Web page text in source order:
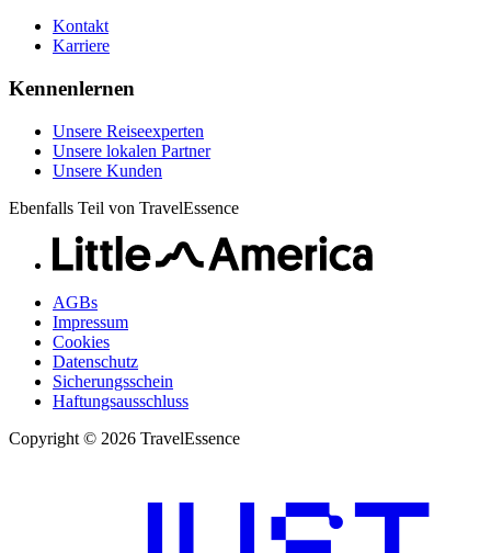
Kontakt
Karriere
Kennenlernen
Unsere Reiseexperten
Unsere lokalen Partner
Unsere Kunden
Ebenfalls Teil von TravelEssence
AGBs
Impressum
Cookies
Datenschutz
Sicherungsschein
Haftungsausschluss
Copyright © 2026 TravelEssence